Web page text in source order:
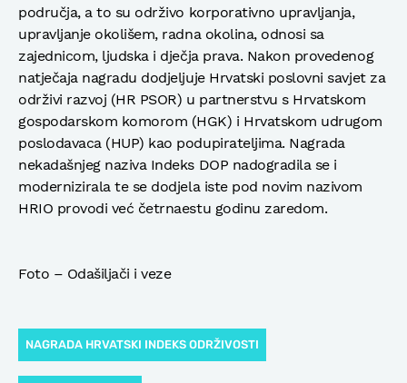
područja, a to su održivo korporativno upravljanja,
upravljanje okolišem, radna okolina, odnosi sa
zajednicom, ljudska i dječja prava. Nakon provedenog
natječaja nagradu dodjeljuje Hrvatski poslovni savjet za
održivi razvoj (HR PSOR) u partnerstvu s Hrvatskom
gospodarskom komorom (HGK) i Hrvatskom udrugom
poslodavaca (HUP) kao podupirateljima. Nagrada
nekadašnjeg naziva Indeks DOP nadogradila se i
modernizirala te se dodjela iste pod novim nazivom
HRIO provodi već četrnaestu godinu zaredom.
Foto – Odašiljači i veze
NAGRADA HRVATSKI INDEKS ODRŽIVOSTI